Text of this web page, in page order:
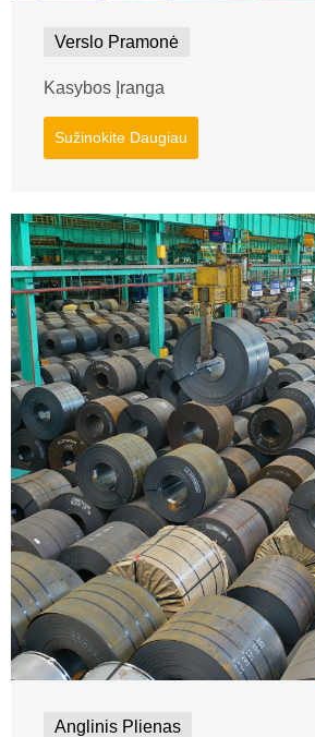
Verslo Pramonė
Kasybos Įranga
Sužinokite Daugiau
Anglinis Plienas